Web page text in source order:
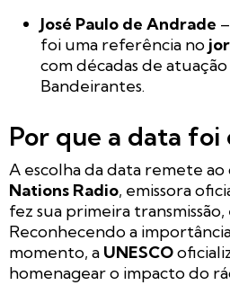
José Paulo de Andrade
foi uma referência no
com décadas de atuação
Bandeirantes.
Por que a data foi
A escolha da data remete ao
Nations Radio, emissora
fez sua primeira transmissão,
Reconhecendo a
momento, a UNESCO
homenagear o impacto do